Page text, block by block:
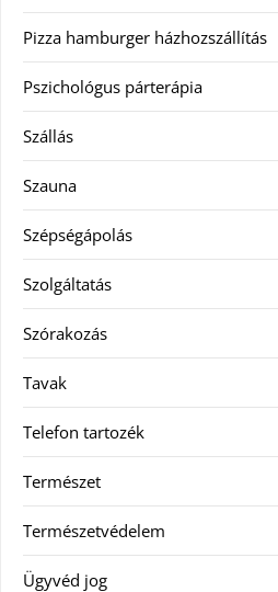
Pizza hamburger házhozszállítás
Pszichológus párterápia
Szállás
Szauna
Szépségápolás
Szolgáltatás
Szórakozás
Tavak
Telefon tartozék
Természet
Természetvédelem
Ügyvéd jog